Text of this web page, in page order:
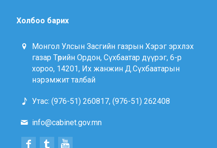
Холбоо барих
Монгол Улсын Засгийн газрын Хэрэг эрхлэх
газар Төрийн Ордон, Сүхбаатар дүүрэг, 6-р
хороо, 14201, Их жанжин Д.Сүхбаатарын
нэрэмжит талбай
Утас: (976-51) 260817, (976-51) 262408
info@cabinet.gov.mn